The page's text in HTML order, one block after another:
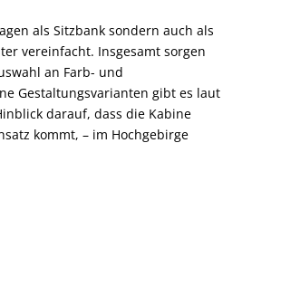
als Sitzbank sondern auch als
vereinfacht. Insgesamt sorgen
an Farb- und
Gestaltungsvarianten gibt es laut
darauf, dass die Kabine
kommt, – im Hochgebirge